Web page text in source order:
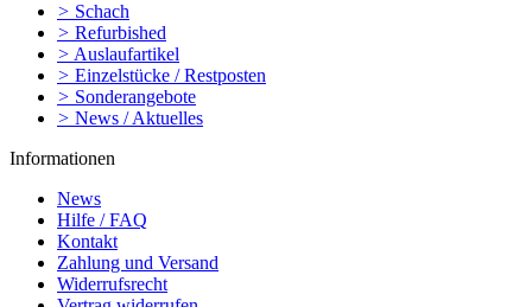
> Schach
> Refurbished
> Auslaufartikel
> Einzelstücke / Restposten
> Sonderangebote
> News / Aktuelles
Informationen
News
Hilfe / FAQ
Kontakt
Zahlung und Versand
Widerrufsrecht